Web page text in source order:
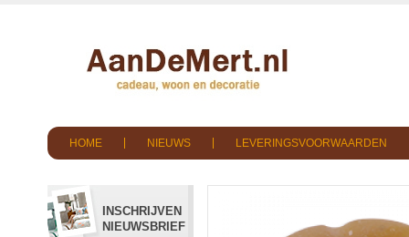
HOME NIEUWS LEVERINGSVOORWAARDEN
INSCHRIJVEN
NIEUWSBRIEF